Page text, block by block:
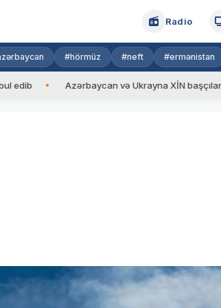
Radio
#hörmüz #neft #ermənistan
Azərbaycan və Ukrayna XİN başçıları